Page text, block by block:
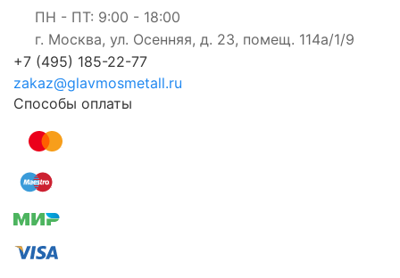
ПН - ПТ: 9:00 - 18:00
г. Москва, ул. Осенняя, д. 23, помещ. 114а/1/9
+7 (495) 185-22-77
zakaz@glavmosmetall.ru
Способы оплаты